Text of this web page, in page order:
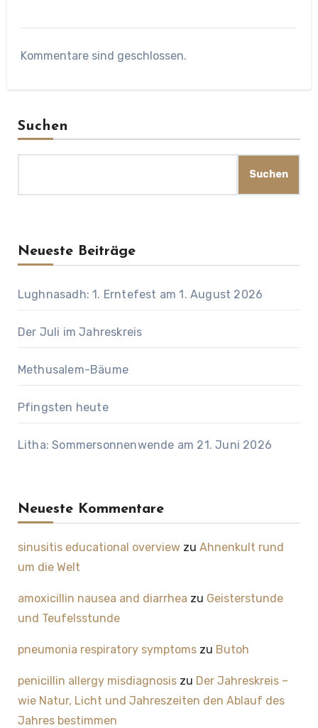
Kommentare sind geschlossen.
Suchen
Suchen
Neueste Beiträge
Lughnasadh: 1. Erntefest am 1. August 2026
Der Juli im Jahreskreis
Methusalem-Bäume
Pfingsten heute
Litha: Sommersonnenwende am 21. Juni 2026
Neueste Kommentare
sinusitis educational overviewzu Ahnenkult rund
um die Welt
amoxicillin nausea and diarrhea zu Geisterstunde
und Teufelsstunde
pneumonia respiratory symptomszu Butoh
penicillin allergy misdiagnosiszu Der Jahreskreis –
wie Natur, Licht und Jahreszeiten den Ablauf des
Jahres bestimmen